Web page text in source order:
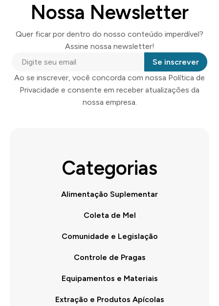
Nossa Newsletter
Quer ficar por dentro do nosso conteúdo imperdível?
Assine nossa newsletter!
Se inscrever
Ao se inscrever, você concorda com nossa Política de
Privacidade e consente em receber atualizações da
nossa empresa.
Categorias
Alimentação Suplementar
Coleta de Mel
Comunidade e Legislação
Controle de Pragas
Equipamentos e Materiais
Extração e Produtos Apícolas